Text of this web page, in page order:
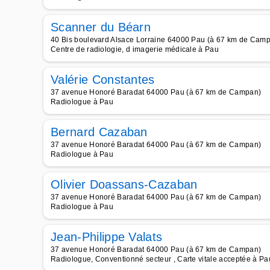
Scanner du Béarn
40 Bis boulevard Alsace Lorraine 64000 Pau (à 67 km de
Centre de radiologie, d imagerie médicale à Pau
Valérie Constantes
37 avenue Honoré Baradat 64000 Pau (à 67 km de Campan)
Radiologue à Pau
Bernard Cazaban
37 avenue Honoré Baradat 64000 Pau (à 67 km de Campan)
Radiologue à Pau
Olivier Doassans-Cazaban
37 avenue Honoré Baradat 64000 Pau (à 67 km de Campan)
Radiologue à Pau
Jean-Philippe Valats
37 avenue Honoré Baradat 64000 Pau (à 67 km de Campan)
Radiologue, Conventionné secteur , Carte vitale acceptée à